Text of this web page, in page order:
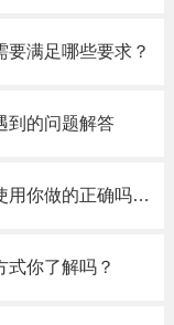
要满足哪些要求？
到的问题解答
对于低温恒温槽的使用你做的正确吗？看这里
式你了解吗？